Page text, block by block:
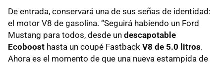
De entrada, conservará una de sus señas de identidad:
el motor V8 de gasolina. “Seguirá habiendo un Ford
Mustang para todos, desde un descapotable
Ecoboost hasta un coupé Fastback V8 de 5.0 litros.
Ahora es el momento de que una nueva estampida de